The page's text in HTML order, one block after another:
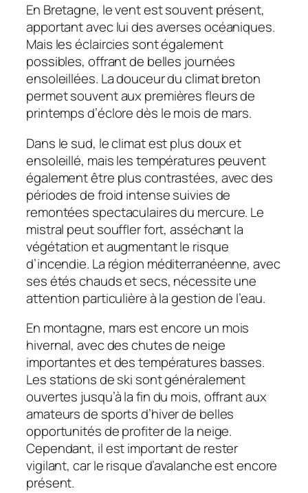
En Bretagne, le vent est souvent présent,
apportant avec lui des averses océaniques.
Mais les éclaircies sont également
possibles, offrant de belles journées
ensoleillées. La douceur du climat breton
permet souvent aux premières fleurs de
printemps d’éclore dès le mois de mars.
Dans le sud, le climat est plus doux et
ensoleillé, mais les températures peuvent
également être plus contrastées, avec des
périodes de froid intense suivies de
remontées spectaculaires du mercure. Le
mistral peut souffler fort, asséchant la
végétation et augmentant le risque
d’incendie. La région méditerranéenne, avec
ses étés chauds et secs, nécessite une
attention particulière à la gestion de l’eau.
En montagne, mars est encore un mois
hivernal, avec des chutes de neige
importantes et des températures basses.
Les stations de ski sont généralement
ouvertes jusqu’à la fin du mois, offrant aux
amateurs de sports d’hiver de belles
opportunités de profiter de la neige.
Cependant, il est important de rester
vigilant, car le risque d’avalanche est encore
présent.